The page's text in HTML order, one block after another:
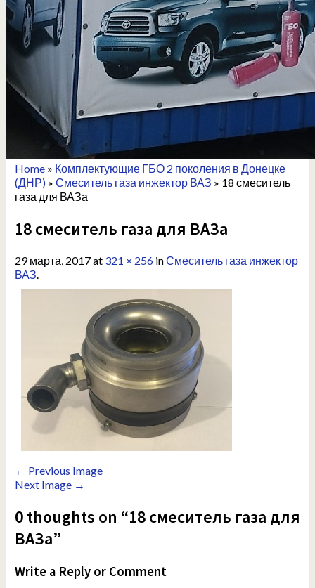
Home» Комплектующие ГБО 2 поколения в Донецке
(ДНР)» Смеситель газа инжектор ВАЗ » 18 смеситель
газа для ВАЗа
18 смеситель газа для ВАЗа
29 марта, 2017at 321 × 256inСмеситель газа инжектор
ВАЗ.
← Previous Image
Next Image →
0 thoughts on “18 смеситель газа для
ВАЗа”
Write a Reply or Comment